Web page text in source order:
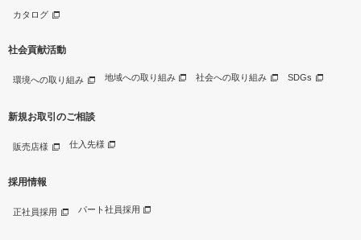
カタログ
社会貢献活動
環境への取り組み 地域への取り組み 社会への取り組み SDGs
新規お取引のご相談
販売店様 仕入先様
採用情報
正社員採用 パート社員採用